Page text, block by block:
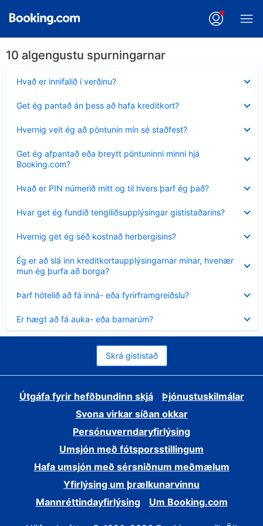
10 algengustu spurningarnar
Hvað er innifalið í verðinu?
sýnt
Get ég pantað án þess að hafa kreditkort?
sýnt
Hvernig veit ég að pöntunin mín sé staðfest?
sýnt
Get ég afpantað eða breytt pöntuninni minni hjá
Booking.com?
sýnt
Hvað er PIN númerið mitt og til hvers þarf ég það?
sýnt
Hvar get ég fundið tengiliðsupplýsingar gististaðarins?
sýnt
Hvernig get ég séð kostnað herbergisins?
sýnt
Ég er að slá inn kreditkortaupplýsingarnar mínar, hvenær
mun ég þurfa að borga?
Minna
sýnt
Þarf hótelið að fá inná- eða fyrirframgreiðslu?
sýnt
Er hægt að fá auka- eða barnarúm?
sýnt
Skrá gististað
Útgáfa fyrir hefðbundinn skjá
Þjónustuskilmálar
Svona virkar síðan okkar
Persónuverndaryfirlýsing
Umsjón með fótsporsstillingum
Hafa umsjón með sérsniðnum meðmælum
Yfirlýsing um þrælkunarvinnu
Mannréttindayfirlýsing
Um Booking.com